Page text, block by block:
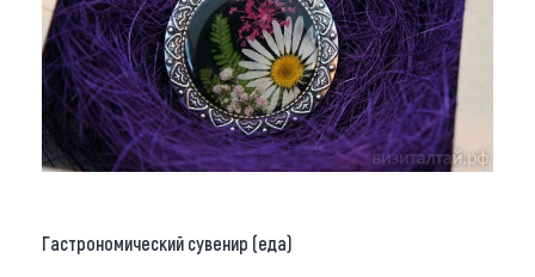
Гастрономический сувенир (еда)